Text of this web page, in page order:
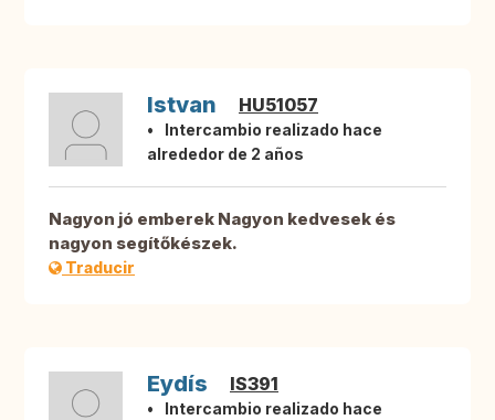
Istvan HU51057
Intercambio realizado hace
alrededor de 2 años
Nagyon jó emberek Nagyon kedvesek és
nagyon segítőkészek.
Traducir
Eydís IS391
Intercambio realizado hace